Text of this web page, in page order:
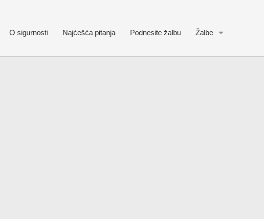
O sigurnosti Najćešća pitanja Podnesite žalbu Žalbe